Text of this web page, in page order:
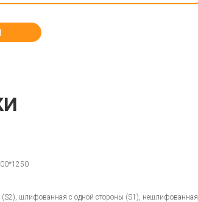
шлифованная с одной стороны (S1), нешлифованная